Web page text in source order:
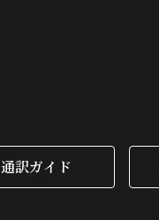
通訳ガイド